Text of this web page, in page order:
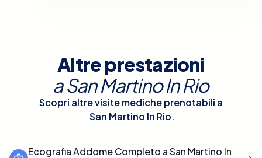
Altre prestazioni
aSan Martino In Rio
Scopri altre visite mediche prenotabili a
San Martino In Rio.
Ecografia Addome Completo a San Martino In